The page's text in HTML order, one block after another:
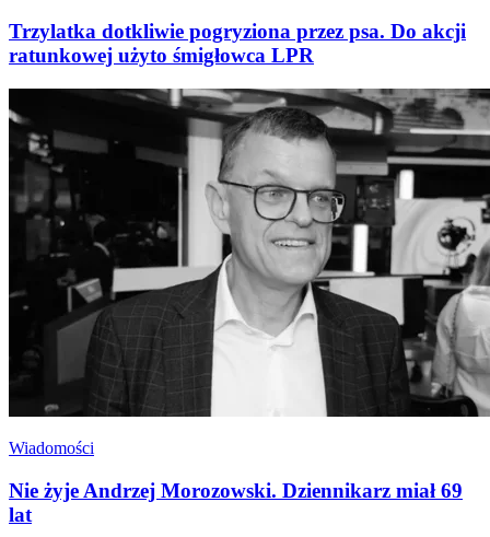
Trzylatka dotkliwie pogryziona przez psa. Do akcji
ratunkowej użyto śmigłowca LPR
Wiadomości
Nie żyje Andrzej Morozowski. Dziennikarz miał 69
lat